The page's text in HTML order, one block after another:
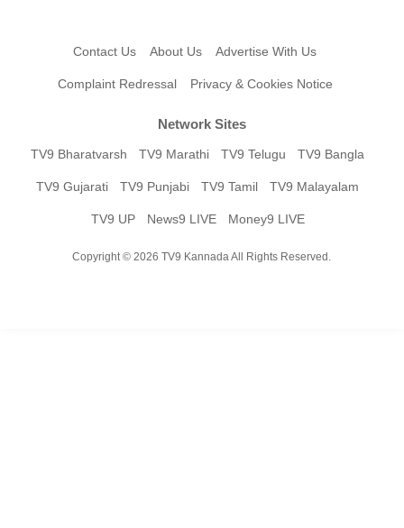
Contact Us About Us Advertise With Us
Complaint Redressal Privacy & Cookies Notice
Network Sites
TV9 Bharatvarsh TV9 Marathi TV9 Telugu TV9 Bangla
TV9 Gujarati TV9 Punjabi TV9 Tamil TV9 Malayalam
TV9 UP News9 LIVE Money9 LIVE
Copyright © 2026 TV9 Kannada All Rights Reserved.